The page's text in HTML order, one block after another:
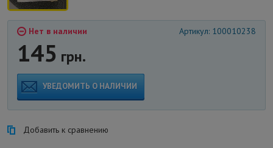
Нет в наличии Артикул: 100010238
145 грн.
УВЕДОМИТЬ О НАЛИЧИИ
Добавить к сравнению